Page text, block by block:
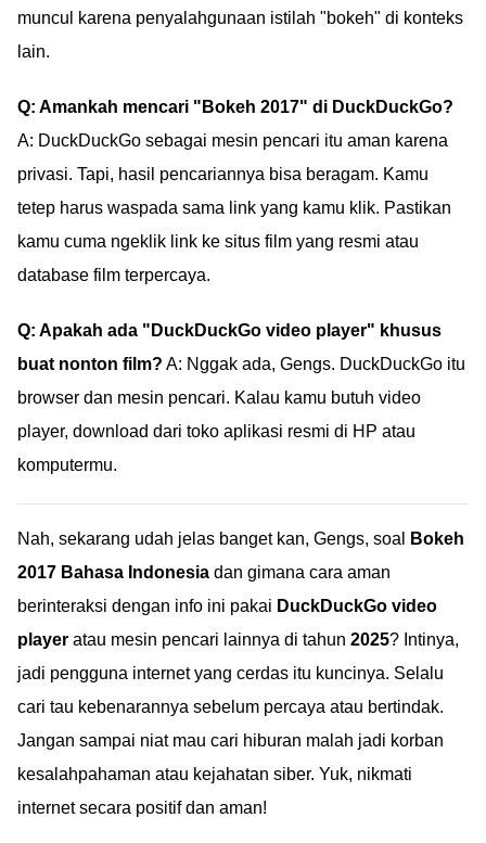
muncul karena penyalahgunaan istilah "bokeh" di konteks
lain.
Q: Amankah mencari "Bokeh 2017" di DuckDuckGo?
A: DuckDuckGo sebagai mesin pencari itu aman karena
privasi. Tapi, hasil pencariannya bisa beragam. Kamu
tetep harus waspada sama link yang kamu klik. Pastikan
kamu cuma ngeklik link ke situs film yang resmi atau
database film terpercaya.
Q: Apakah ada "DuckDuckGo video player" khusus
buat nonton film? A: Nggak ada, Gengs. DuckDuckGo itu
browser dan mesin pencari. Kalau kamu butuh video
player, download dari toko aplikasi resmi di HP atau
komputermu.
Nah, sekarang udah jelas banget kan, Gengs, soal
Bokeh
2017 Bahasa Indonesia dan gimana cara aman
berinteraksi dengan info ini pakai DuckDuckGo video
player atau mesin pencari lainnya di tahun 2025? Intinya,
jadi pengguna internet yang cerdas itu kuncinya. Selalu
cari tau kebenarannya sebelum percaya atau bertindak.
Jangan sampai niat mau cari hiburan malah jadi korban
kesalahpahaman atau kejahatan siber. Yuk, nikmati
internet secara positif dan aman!